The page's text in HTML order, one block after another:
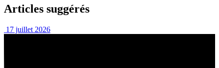
Articles suggérés
17 juillet 2026